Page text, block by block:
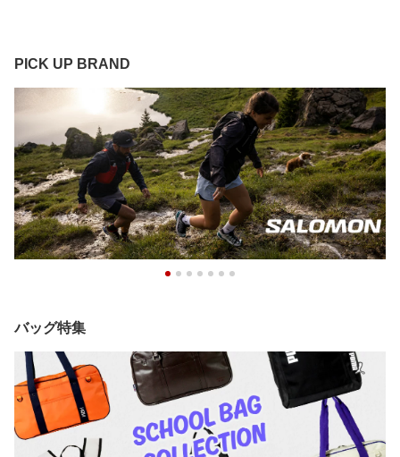
PICK UP BRAND
バッグ特集